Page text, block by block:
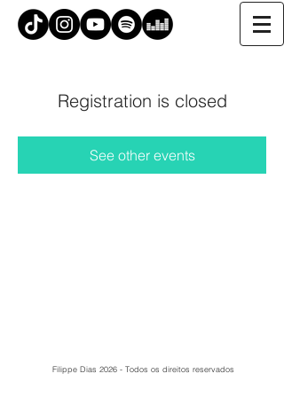
Registration is closed
See other events
Filippe Dias 2026 - Todos os direitos reservados